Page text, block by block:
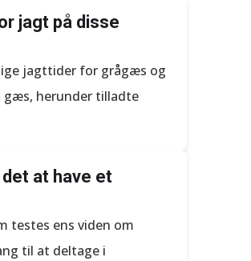
jagt på disse
jagttider for grågæs og
gæs, herunder tilladte
at have et
testes ens viden om
til at deltage i